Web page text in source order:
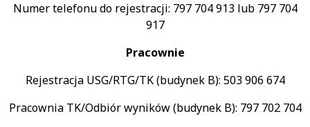
Numer telefonu do rejestracji: 797 704 913 lub 797 704
917
Pracownie
Rejestracja USG/RTG/TK (budynek B): 503 906 674
Pracownia TK/Odbiór wyników (budynek B): 797 702 704